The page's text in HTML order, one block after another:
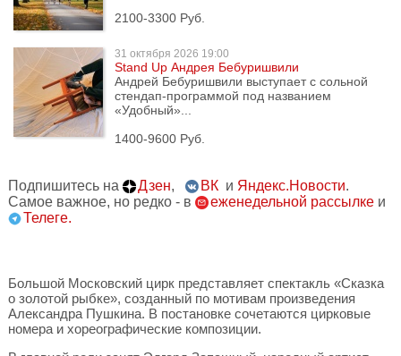
2100-3300 Руб.
31 октября 2026 19:00
Stand Up Андрея Бебуришвили
Андрей Бебуришвили выступает с сольной
стендап-программой под названием
«Удобный»...
1400-9600 Руб.
Подпишитесь на Дзен, ВК и Яндекс.Новости.
Самое важное, но редко - в
еженедельной рассылке и
Телеге.
Большой Московский цирк представляет спектакль «Сказка
о золотой рыбке», созданный по мотивам произведения
Александра Пушкина. В постановке сочетаются цирковые
номера и хореографические композиции.